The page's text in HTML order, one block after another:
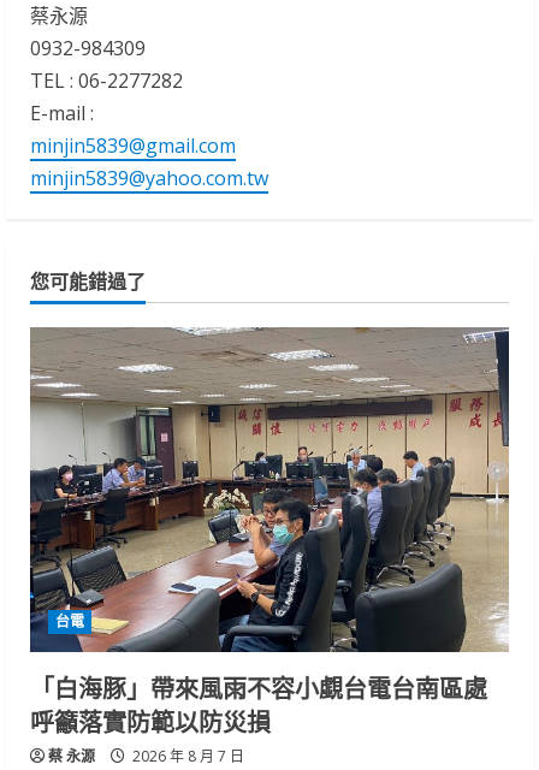
蔡永源
0932-984309
TEL : 06-2277282
E-mail :
minjin5839@gmail.com
minjin5839@yahoo.com.tw
您可能錯過了
台電
「白海豚」帶來風雨不容小覷台電台南區處
呼籲落實防範以防災損
蔡 永源 2026 年 8 月 7 日